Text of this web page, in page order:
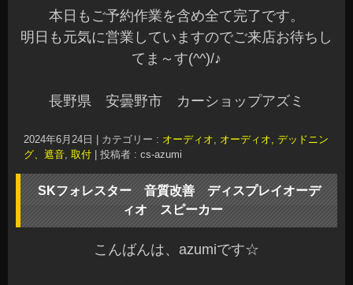
本日もご予約作業を含め全て完了です。
明日も元気に営業していますのでご来店お待ちし
てま～す(^^)/♪
長野県 安曇野市 カーショップアズミ
2024年6月24日 カテゴリー : オーディオ, オーディオ, デッドニン
グ、遮音, 取付 投稿者 : cs-azumi
SKフォレスター 音質改善 ディスプレイオーデ
ィオ スピーカー
こんばんは、azumiです☆